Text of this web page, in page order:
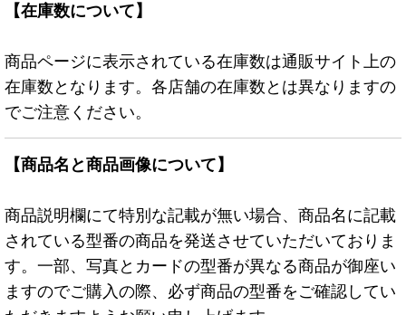
【在庫数について】
商品ページに表示されている在庫数は通販サイト上の
在庫数となります。各店舗の在庫数とは異なりますの
でご注意ください。
【商品名と商品画像について】
商品説明欄にて特別な記載が無い場合、商品名に記載
されている型番の商品を発送させていただいておりま
す。一部、写真とカードの型番が異なる商品が御座い
ますのでご購入の際、必ず商品の型番をご確認してい